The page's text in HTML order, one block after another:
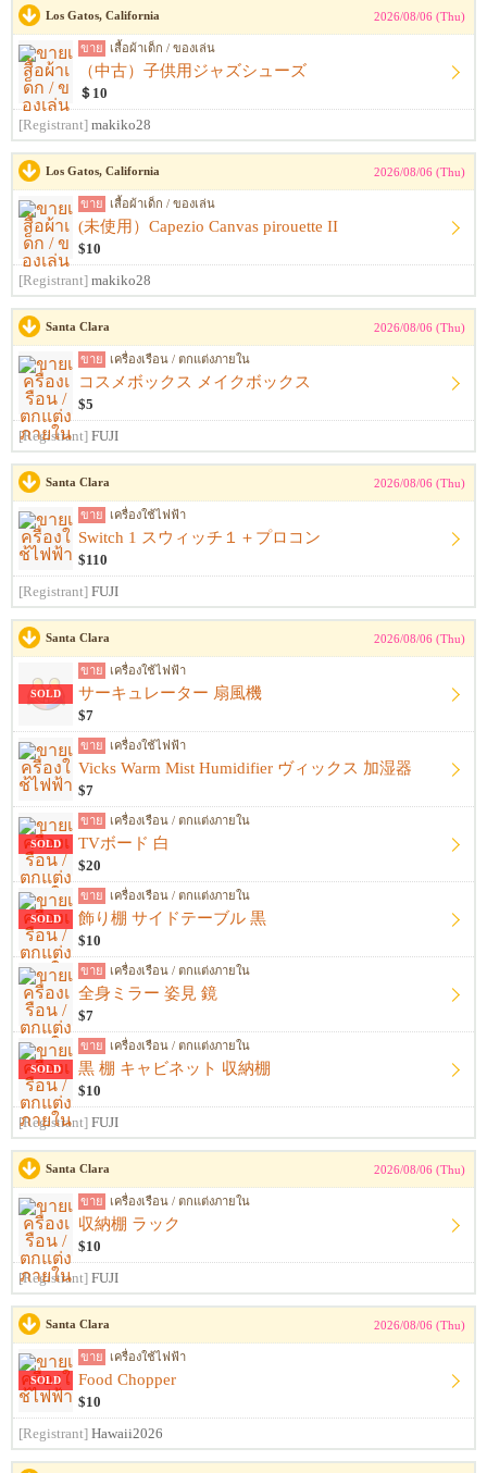
Los Gatos, California 2026/08/06 (Thu)
ขาย เสื้อผ้าเด็ก / ของเล่น
（中古）子供用ジャズシューズ
＄10
[Registrant] makiko28
Los Gatos, California 2026/08/06 (Thu)
ขาย เสื้อผ้าเด็ก / ของเล่น
(未使用）Capezio Canvas pirouette II
$10
[Registrant] makiko28
Santa Clara 2026/08/06 (Thu)
ขาย เครื่องเรือน / ตกแต่งภายใน
コスメボックス メイクボックス
$5
[Registrant] FUJI
Santa Clara 2026/08/06 (Thu)
ขาย เครื่องใช้ไฟฟ้า
Switch 1 スウィッチ１＋プロコン
$110
[Registrant] FUJI
Santa Clara 2026/08/06 (Thu)
SOLD
ขาย เครื่องใช้ไฟฟ้า
サーキュレーター 扇風機
$7
ขาย เครื่องใช้ไฟฟ้า
Vicks Warm Mist Humidifier ヴィックス 加湿器
$7
SOLD
ขาย เครื่องเรือน / ตกแต่งภายใน
TVボード 白
$20
SOLD
ขาย เครื่องเรือน / ตกแต่งภายใน
飾り棚 サイドテーブル 黒
$10
ขาย เครื่องเรือน / ตกแต่งภายใน
全身ミラー 姿見 鏡
$7
SOLD
ขาย เครื่องเรือน / ตกแต่งภายใน
黒 棚 キャビネット 収納棚
$10
[Registrant] FUJI
Santa Clara 2026/08/06 (Thu)
ขาย เครื่องเรือน / ตกแต่งภายใน
収納棚 ラック
$10
[Registrant] FUJI
Santa Clara 2026/08/06 (Thu)
SOLD
ขาย เครื่องใช้ไฟฟ้า
Food Chopper
$10
[Registrant] Hawaii2026